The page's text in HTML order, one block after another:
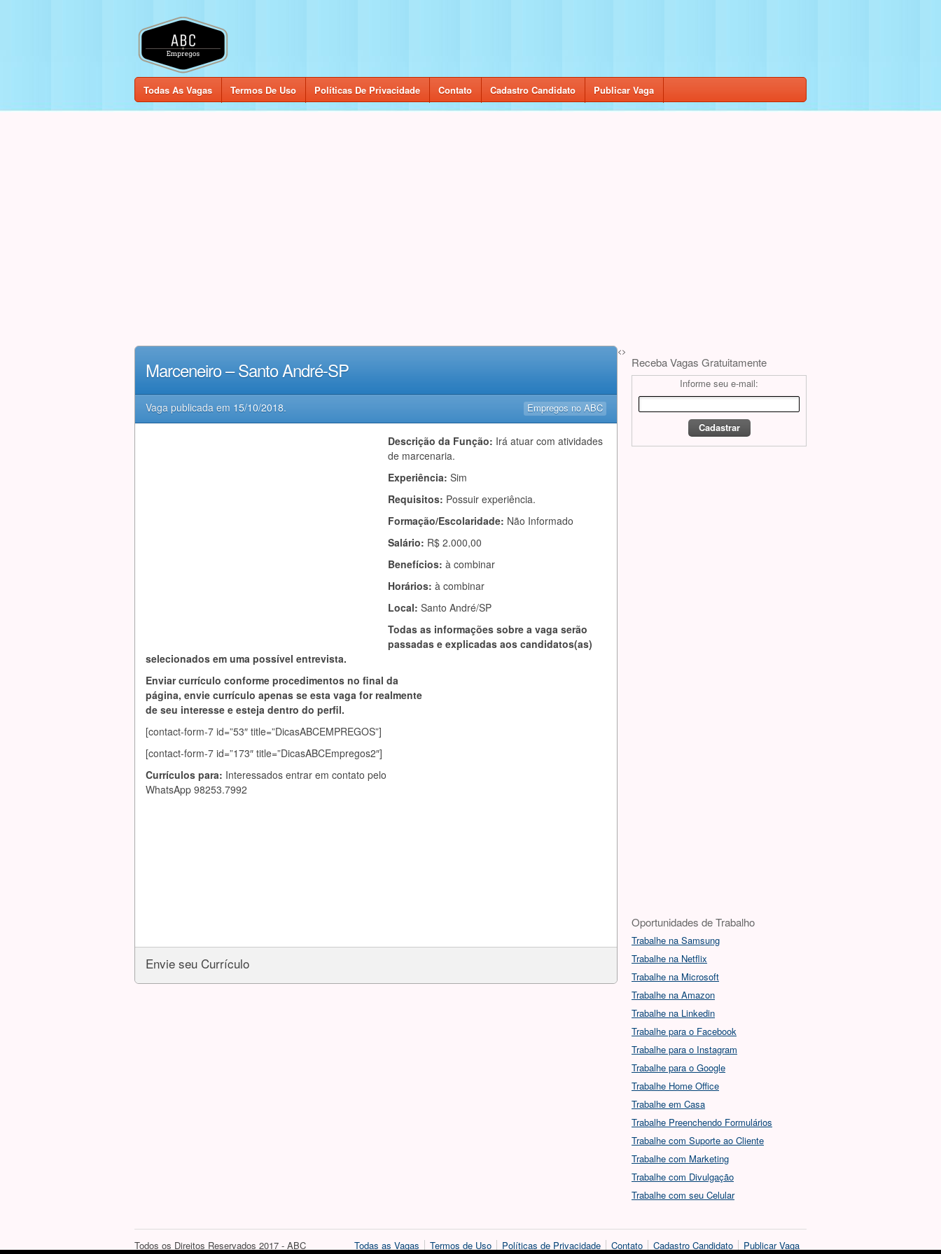
Todas As Vagas Termos De Uso Políticas De Privacidade Contato Cadastro Candidato Publicar Vaga
<>
Marceneiro – Santo André-SP
Empregos no ABC
Vaga publicada em 15/10/2018.
Descrição da Função: Irá atuar com atividades
de marcenaria.
Experiência: Sim
Requisitos: Possuir experiência.
Formação/Escolaridade: Não Informado
Salário: R$ 2.000,00
Benefícios: à combinar
Horários: à combinar
Local: Santo André/SP
Todas as informações sobre a vaga serão
passadas e explicadas aos candidatos(as)
selecionados em uma possível entrevista.
Enviar currículo conforme procedimentos no final da
página, envie currículo apenas se esta vaga for realmente
de seu interesse e esteja dentro do perfil.
[contact-form-7 id=”53″ title=”DicasABCEMPREGOS”]
[contact-form-7 id=”173″ title=”DicasABCEmpregos2″]
Currículos para: Interessados entrar em contato pelo
WhatsApp 98253.7992
Envie seu Currículo
Receba Vagas Gratuitamente
Informe seu e-mail:
Oportunidades de Trabalho
Trabalhe na Samsung
Trabalhe na Netflix
Trabalhe na Microsoft
Trabalhe na Amazon
Trabalhe na Linkedin
Trabalhe para o Facebook
Trabalhe para o Instagram
Trabalhe para o Google
Trabalhe Home Office
Trabalhe em Casa
Trabalhe Preenchendo Formulários
Trabalhe com Suporte ao Cliente
Trabalhe com Marketing
Trabalhe com Divulgação
Trabalhe com seu Celular
Todas as Vagas Termos de Uso Políticas de Privacidade Contato Cadastro Candidato Publicar Vaga
Todos os Direitos Reservados 2017 - ABC